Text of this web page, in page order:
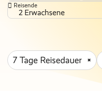
Reisende
2 Erwachsene
7 Tage Reisedauer